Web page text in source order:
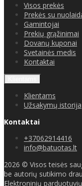
Visos prekės
Prekės su
Gamintojai
Prekių grąžinimai
Dovanų kuponai
Svetainės medis
Kontaktai
Klientams
Užsakymų istorija
Kontaktai
+37062914416
info@batuotas.lt
2026 © Visos teisės
be autorių sutikimo
Elektroninių